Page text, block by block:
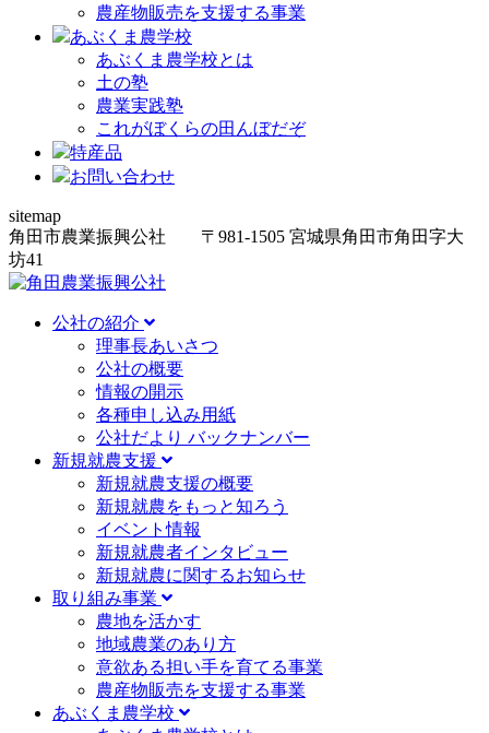
農産物販売を支援する事業
あぶくま農学校
あぶくま農学校とは
土の塾
農業実践塾
これがぼくらの田んぼだぞ
特産品
お問い合わせ
sitemap
角田市農業振興公社 〒981-1505 宮城県角田市角田字大
坊41
公社の紹介
理事長あいさつ
公社の概要
情報の開示
各種申し込み用紙
公社だより バックナンバー
新規就農支援
新規就農支援の概要
新規就農をもっと知ろう
イベント情報
新規就農者インタビュー
新規就農に関するお知らせ
取り組み事業
農地を活かす
地域農業のあり方
意欲ある担い手を育てる事業
農産物販売を支援する事業
あぶくま農学校